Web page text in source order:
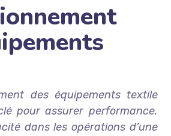
des équipements textile
pour assurer performance,
dans les opérations d’une